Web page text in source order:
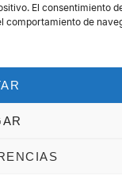
El consentimiento
comportamiento de